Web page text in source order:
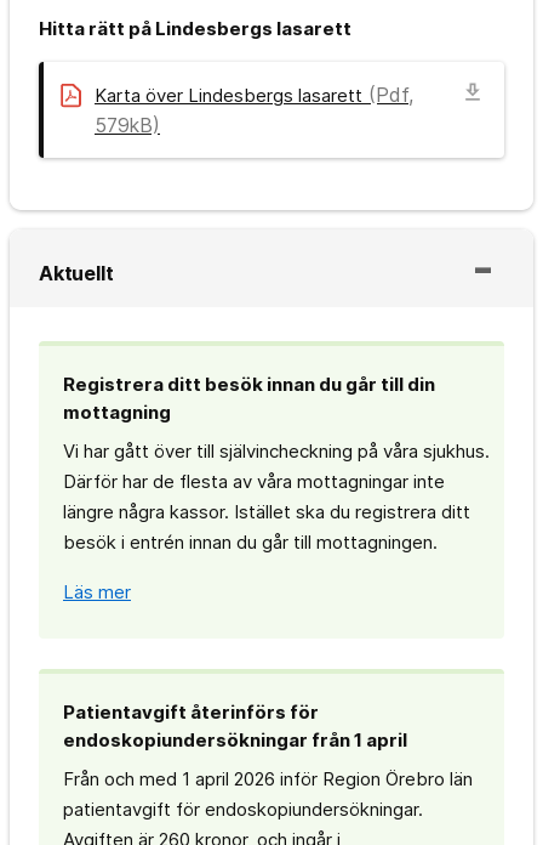
Hitta rätt på Lindesbergs lasarett
Karta över Lindesbergs lasarett (Pdf,
579kB)
download
Aktuellt
Registrera ditt besök innan du går till din
mottagning
Vi har gått över till självincheckning på våra sjukhus.
Därför har de flesta av våra mottagningar inte
längre några kassor. Istället ska du registrera ditt
besök i entrén innan du går till mottagningen.
Läs mer
Patientavgift återinförs för
endoskopiundersökningar från 1 april
Från och med 1 april 2026 inför Region Örebro län
patientavgift för endoskopiundersökningar.
Avgiften är 260 kronor, och ingår i